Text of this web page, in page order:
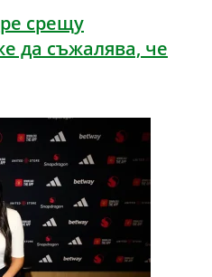
срещу
да съжалява, че